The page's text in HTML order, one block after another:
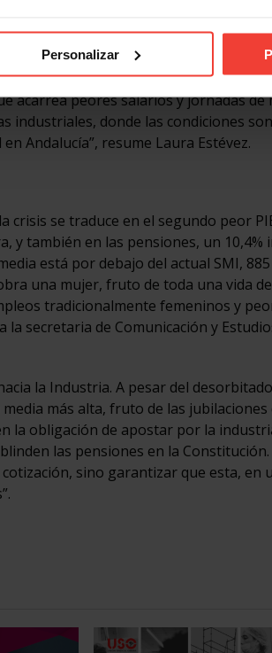
Personalizar
básicos y que contemos, en
autonomías”, arremete Jesús Postigo.
paro y menos empleabilidad, sino que
acarrea peores salarios y jornadas de
industriales, donde las condiciones
Andalucía”, resume Laura Estévez.
crisis se traduce en el segundo peor
y también en las pensiones, un 10,4%
está por debajo del actual SMI,
una mujer, fruto de toda una vida de
tradicionalmente femeninos y
la secretaria de Comunicación y
la Industria. A pesar del
más alta, fruto de las jubilaciones
la obligación de apostar por la
las pensiones en la
sino garantizar que esta, en